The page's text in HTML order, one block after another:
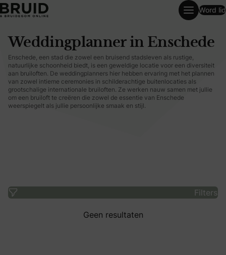
Word lid
Weddingplanner in Enschede
Enschede, een stad die zowel een bruisend stadsleven als rustige,
natuurlijke schoonheid biedt, is een geweldige locatie voor een diversiteit
aan bruiloften. De weddingplanners hier hebben ervaring met het plannen
van zowel intieme ceremonies in schilderachtige buitenlocaties als
grootschalige internationale bruiloften. Ze werken nauw samen met jullie
om een bruiloft te creëren die zowel de essentie van Enschede
weerspiegelt als jullie persoonlijke smaak en stijl.
Filters
Geen resultaten